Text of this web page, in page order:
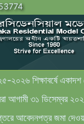
২০২৬ শিক্ষাবর্ষে একাদশ
আগামী ৩১ ডিসেম্বর
দপ্তরে আবেদনপত্র জমা